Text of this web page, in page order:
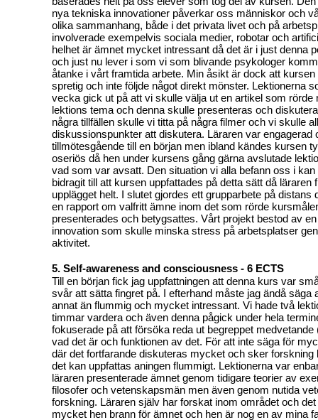
nya tekniska innovationer påverkar oss människor och
olika sammanhang, både i det privata livet och på
involverade exempelvis sociala medier, robotar och
helhet är ämnet mycket intressant då det är i just denna
och just nu lever i som vi som blivande psykologer
åtanke i vårt framtida arbete. Min åsikt är dock att kursen
spretig och inte följde något direkt mönster. Lektionerna
vecka gick ut på att vi skulle välja ut en artikel som rörde
lektions tema och denna skulle presenteras och
några tillfällen skulle vi titta på några filmer och vi skulle
diskussionspunkter att diskutera. Läraren var engagerad
tillmötesgående till en början men ibland kändes kursen
oseriös då hen under kursens gång gärna avslutade
vad som var avsatt. Den situation vi alla befann oss i
bidragit till att kursen uppfattades på detta sätt då läraren
upplägget helt. I slutet gjordes ett grupparbete på distans
en rapport om valfritt ämne inom det som rörde
presenterades och betygsattes. Vårt projekt bestod av
innovation som skulle minska stress på arbetsplatser
aktivitet.
5. Self-awareness and consciousness - 6 ECTS
Till en början fick jag uppfattningen att denna kurs var
svår att sätta fingret på. I efterhand måste jag ändå säga
annat än flummig och mycket intressant. Vi hade två
timmar vardera och även denna pågick under hela
fokuserade på att försöka reda ut begreppet medvetande
vad det är och funktionen av det. För att inte säga för
där det fortfarande diskuteras mycket och sker forskning
det kan uppfattas aningen flummigt. Lektionerna var
läraren presenterade ämnet genom tidigare teorier av
filosofer och vetenskapsmän men även genom nutida
forskning. Läraren själv har forskat inom området och
mycket hen brann för ämnet och hen är nog en av mina